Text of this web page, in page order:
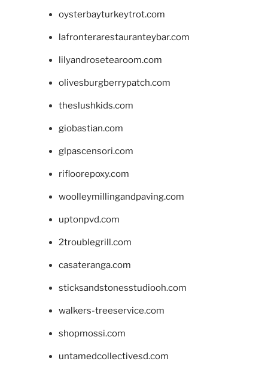
oysterbayturkeytrot.com
lafronterarestauranteybar.com
lilyandrosetearoom.com
olivesburgberrypatch.com
theslushkids.com
giobastian.com
glpascensori.com
rifloorepoxy.com
woolleymillingandpaving.com
uptonpvd.com
2troublegrill.com
casateranga.com
sticksandstonesstudiooh.com
walkers-treeservice.com
shopmossi.com
untamedcollectivesd.com